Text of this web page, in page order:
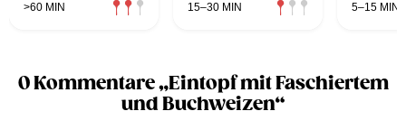
>60 MIN 15–30 MIN 5–15 MIN
0 Kommentare „Eintopf mit Faschiertem
und Buchweizen“